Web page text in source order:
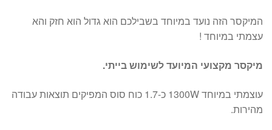
המיקסר הזה נועד במיוחד בשבילכם הוא גדול הוא חזק והא
עצמתי במיוחד !
מיקסר מקצועי המיועד לשימוש בייתי.
עוצמתי במיוחד 1300W כ-1.7 כוח סוס המפיקים תוצאות עבודה
מהירות.